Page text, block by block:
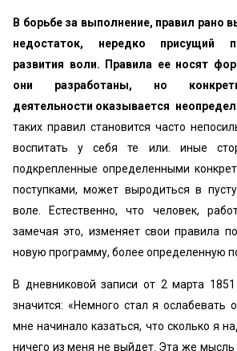
В борьбе за выполнение, правил рано
недостаток, нередко присущий
развития воли. Правила ее носят
они разработаны, но
деятельности оказывается
таких правил становится часто
воспитать у себя те или. иные
подкрепленные определенными
поступками, может выродиться в
воле. Естественно, что человек,
замечая это, изменяет свои правила
новую программу, более определенную
В дневниковой записи от 2 марта
значится: «Немного стал я ослабевать
мне начинало казаться, что сколько я
ничего из меня не выйдет. Эта же